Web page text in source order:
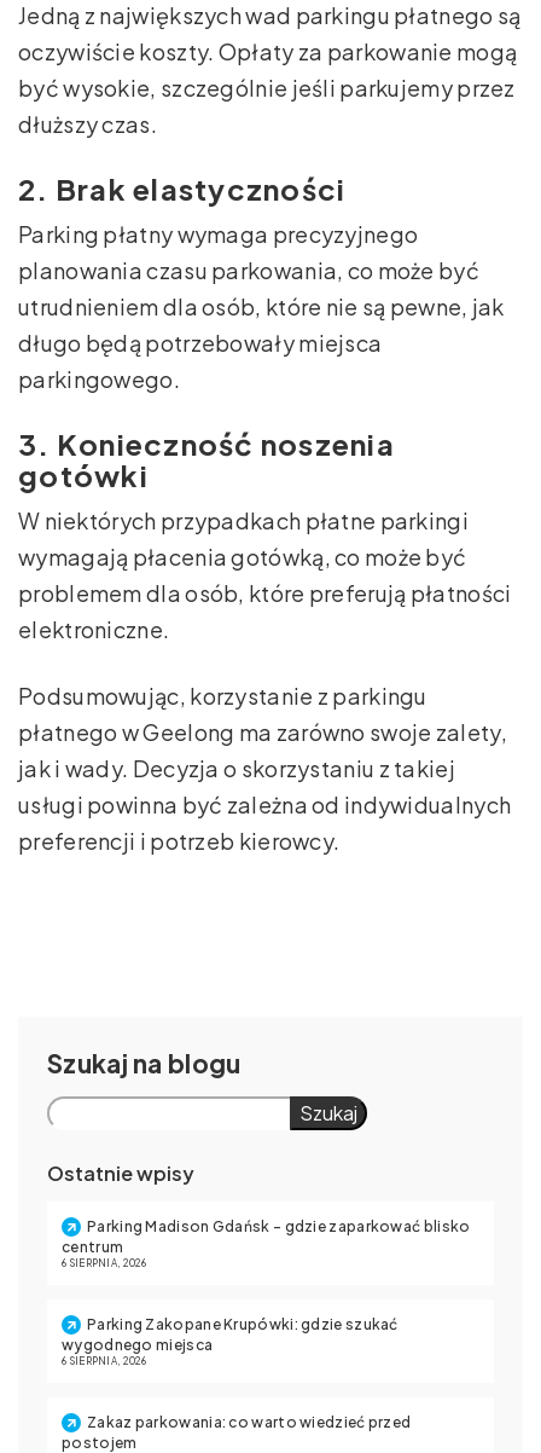
Jedną z największych wad parkingu płatnego są
oczywiście koszty. Opłaty za parkowanie mogą
być wysokie, szczególnie jeśli parkujemy przez
dłuższy czas.
2. Brak elastyczności
Parking płatny wymaga precyzyjnego
planowania czasu parkowania, co może być
utrudnieniem dla osób, które nie są pewne, jak
długo będą potrzebowały miejsca
parkingowego.
3. Konieczność noszenia
gotówki
W niektórych przypadkach płatne parkingi
wymagają płacenia gotówką, co może być
problemem dla osób, które preferują płatności
elektroniczne.
Podsumowując, korzystanie z parkingu
płatnego w Geelong ma zarówno swoje zalety,
jak i wady. Decyzja o skorzystaniu z takiej
usługi powinna być zależna od indywidualnych
preferencji i potrzeb kierowcy.
Szukaj
Szukaj
Ostatnie wpisy
Parking Madison Gdańsk – gdzie zaparkować blisko
centrum
6 SIERPNIA, 2026
Parking Zakopane Krupówki: gdzie szukać
wygodnego miejsca
6 SIERPNIA, 2026
Zakaz parkowania: co warto wiedzieć przed
postojem